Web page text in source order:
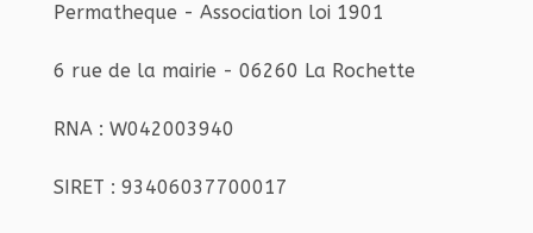
Permatheque - Association loi 1901
6 rue de la mairie - 06260 La Rochette
RNA : W042003940
SIRET : 93406037700017